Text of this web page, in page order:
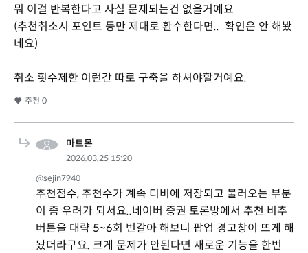
뭐 이걸 반복한다고 사실 문제되는건 없을거예요
(추천취소시 포인트 등만 제대로 환수한다면.. 확인은 안 해봤
네요)
취소 횟수제한 이런간 따로 구축을 하셔야할거예요.
추천 0
마트몬
2026.03.25 15:20
@sejin7940
추천점수, 추천수가 계속 디비에 저장되고 불러오는 부분
이 좀 우려가 되서요..네이버 증권 토론방에서 추천 비추
버튼을 대략 5~6회 번갈아 해보니 팝업 경고창이 뜨게 해
놨더라구요. 크게 문제가 안된다면 새로운 기능을 한번